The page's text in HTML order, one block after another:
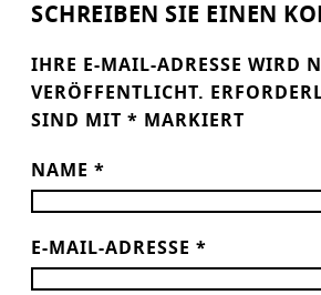
SCHREIBEN SIE EINEN
IHRE E-MAIL-ADRESSE WIRD
VERÖFFENTLICHT.
SIND MIT * MARKIERT
NAME *
E-MAIL-ADRESSE *